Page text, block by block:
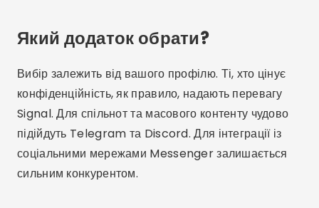
Який додаток обрати?
Вибір залежить від вашого профілю. Ті, хто цінує
конфіденційність, як правило, надають перевагу
Signal. Для спільнот та масового контенту чудово
підійдуть Telegram та Discord. Для інтеграції із
соціальними мережами Messenger залишається
сильним конкурентом.